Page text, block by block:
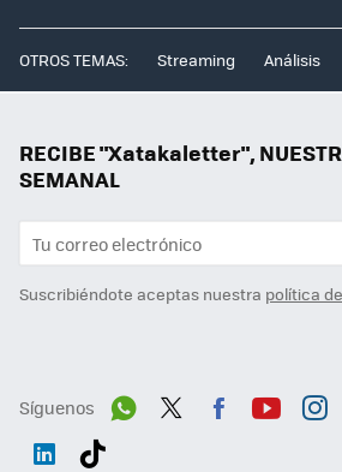
OTROS TEMAS: Streaming Análisis
RECIBE "Xatakaletter",
SEMANAL
Suscribiéndote aceptas nuestra política
Síguenos